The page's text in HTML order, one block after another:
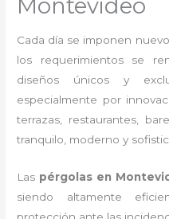
Montevideo
Cada día se imponen
los requerimientos se
diseños únicos y
especialmente por
terrazas, restaurantes,
tranquilo, moderno y
Las pérgolas en
siendo altamente